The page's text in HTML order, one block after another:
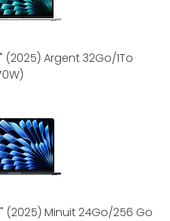
(2025) Argent 32Go/1To
(2025) Minuit 24Go/256 Go